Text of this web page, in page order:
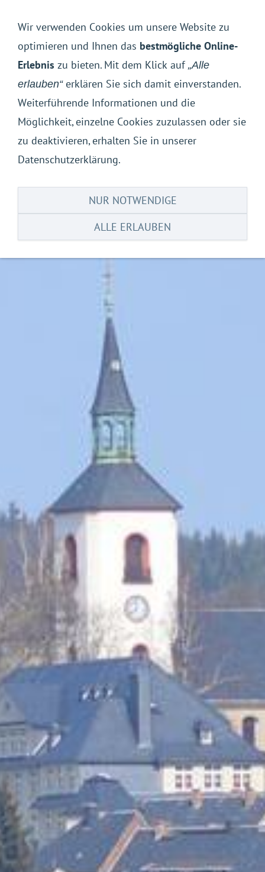
Wir verwenden Cookies um unsere Website zu
optimieren und Ihnen das bestmögliche Online-
Erlebnis zu bieten. Mit dem Klick auf „Alle
erlauben“erklären Sie sich damit einverstanden.
Weiterführende Informationen und die
Möglichkeit, einzelne Cookies zuzulassen oder sie
zu deaktivieren, erhalten Sie in unserer
Datenschutzerklärung.
NUR NOTWENDIGE
ALLE ERLAUBEN